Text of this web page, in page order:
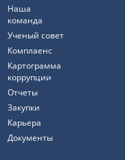
Наша
команда
Ученый совет
Комплаенс
Картограмма
коррупции
Отчеты
Закупки
Карьера
Документы